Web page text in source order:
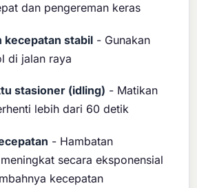
dan pengereman keras
kecepatan stabil - Gunakan
di jalan raya
stasioner (idling) - Matikan
lebih dari 60 detik
- Hambatan
secara eksponensial
kecepatan